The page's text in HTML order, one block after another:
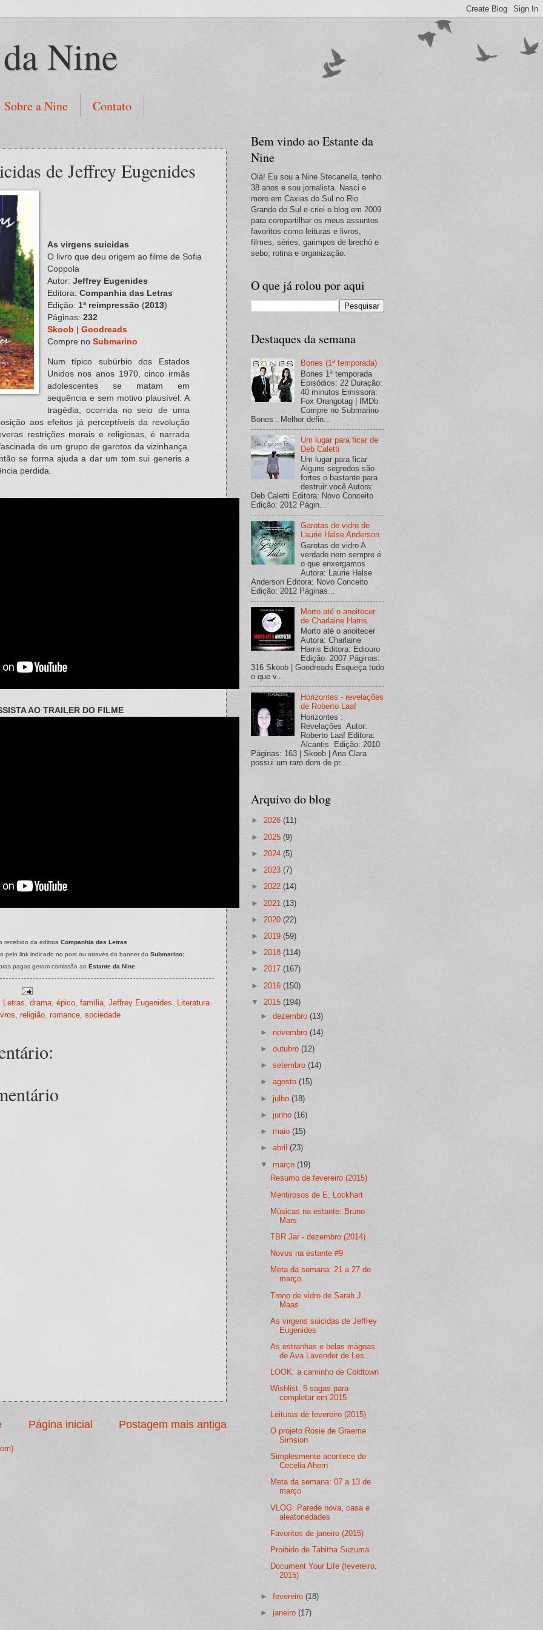
Nine
Sobre a Nine Contato
de Jeffrey Eugenides
As virgens suicidas
O livro que deu origem ao filme de Sofia
Coppola
Autor: Jeffrey Eugenides
Editora: Companhia das Letras
Edição: 1ª reimpressão (2013)
Páginas: 232
Skoob
Goodreads
Compre no Submarino
Num típico subúrbio dos Estados
Unidos nos anos 1970, cinco irmãs
adolescentes se matam em
sequência e sem motivo plausível. A
tragédia, ocorrida no seio de uma
aos efeitos já perceptíveis da revolução
restrições morais e religiosas, é narrada
de um grupo de garotos da vizinhança.
se forma ajuda a dar um tom sui generis a
perdida.
AO TRAILER DO FILME
recebido da editora Companhia das Letras
pelo link indicado no post ou através do banner do Submarino;
pagas geram comissão ao Estante da Nine
Letras drama épico família Jeffrey Eugenides
Literatura
religião romance sociedade
Postagem mais antiga
Página inicial
Bem vindo ao Estante da
Nine
Olá! Eu sou a Nine Stecanella, tenho
38 anos e sou jornalista. Nasci e
moro em Caxias do Sul no Rio
Grande do Sul e criei o blog em 2009
para compartilhar os meus assuntos
favoritos como leituras e livros,
filmes, séries, garimpos de brechó e
sebo, rotina e organização.
O que já rolou por aqui
Destaques da semana
Bones (1ª temporada)
Bones 1ª temporada
Episódios: 22 Duração:
40 minutos Emissora:
Fox Orangotag | IMDb
Compre no Submarino
Bones . Melhor defin...
Um lugar para ficar de
Deb Caletti
Um lugar para ficar
Alguns segredos são
fortes o bastante para
destruir você Autora:
Deb Caletti Editora: Novo Conceito
Edição: 2012 Págin...
Garotas de vidro de
Laurie Halse Anderson
Garotas de vidro A
verdade nem sempre é
o que enxergamos
Autora: Laurie Halse
Anderson Editora: Novo Conceito
Edição: 2012 Páginas...
Morto até o anoitecer
de Charlaine Harris
Morto até o anoitecer
Autora: Charlaine
Harris Editora: Ediouro
Edição: 2007 Páginas:
316 Skoob | Goodreads Esqueça tudo
o que v...
Horizontes - revelações
de Roberto Laaf
Horizontes :
Revelações Autor:
Roberto Laaf Editora:
Alcantis Edição: 2010
Páginas: 163 | Skoob | Ana Clara
possui um raro dom de pr...
Arquivo do blog
► 2026 (11)
► 2025 (9)
► 2024 (5)
► 2023 (7)
► 2022 (14)
► 2021 (13)
► 2020 (22)
► 2019 (59)
► 2018 (114)
► 2017 (167)
► 2016 (150)
▼ 2015 (194)
►dezembro(13)
►novembro(14)
►outubro(12)
►setembro(14)
►agosto(15)
►julho(18)
►junho(16)
►maio(15)
►abril(23)
▼março(19)
Resumo de fevereiro (2015)
Mentirosos de E. Lockhart
Músicas na estante: Bruno
Mars
TBR Jar - dezembro (2014)
Novos na estante #9
Meta da semana: 21 a 27 de
março
Trono de vidro de Sarah J.
Maas
As virgens suicidas de Jeffrey
Eugenides
As estranhas e belas mágoas
de Ava Lavender de Les...
LOOK: a caminho de Coldtown
Wishlist: 5 sagas para
completar em 2015
Leituras de fevereiro (2015)
O projeto Rosie de Graeme
Simsion
Simplesmente acontece de
Cecelia Ahern
Meta da semana: 07 a 13 de
março
VLOG: Parede nova, casa e
aleatoriedades
Favoritos de janeiro (2015)
Proibido de Tabitha Suzuma
Document Your Life (fevereiro,
2015)
►fevereiro(18)
►janeiro(17)